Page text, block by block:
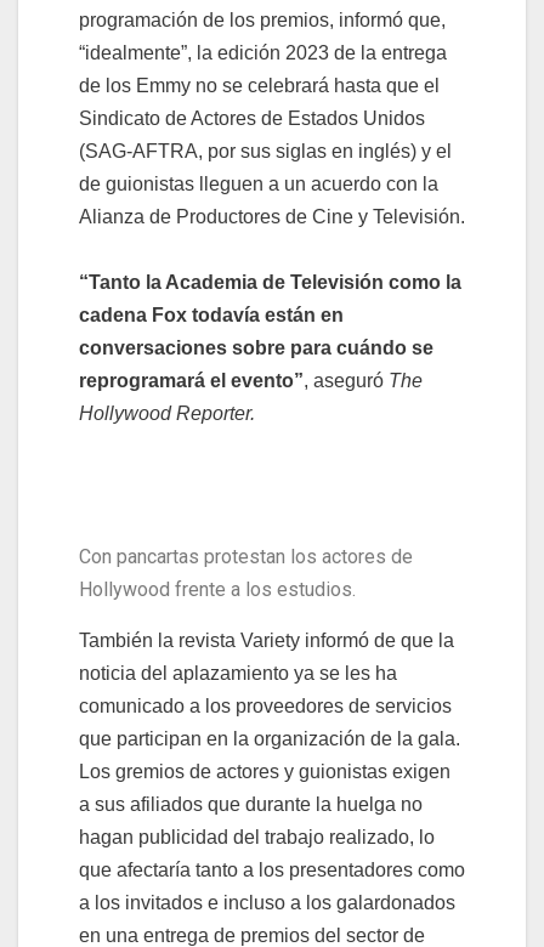
programación de los premios, informó que,
“idealmente”, la edición 2023 de la entrega
de los Emmy no se celebrará hasta que el
Sindicato de Actores de Estados Unidos
(SAG-AFTRA, por sus siglas en inglés) y el
de guionistas lleguen a un acuerdo con la
Alianza de Productores de Cine y Televisión.
“Tanto la Academia de Televisión como la
cadena Fox todavía están en
conversaciones sobre para cuándo se
reprogramará el evento”, aseguró The
Hollywood Reporter.
Con pancartas protestan los actores de
Hollywood frente a los estudios.
También la revista Variety informó de que la
noticia del aplazamiento ya se les ha
comunicado a los proveedores de servicios
que participan en la organización de la gala.
Los gremios de actores y guionistas exigen
a sus afiliados que durante la huelga no
hagan publicidad del trabajo realizado, lo
que afectaría tanto a los presentadores como
a los invitados e incluso a los galardonados
en una entrega de premios del sector de